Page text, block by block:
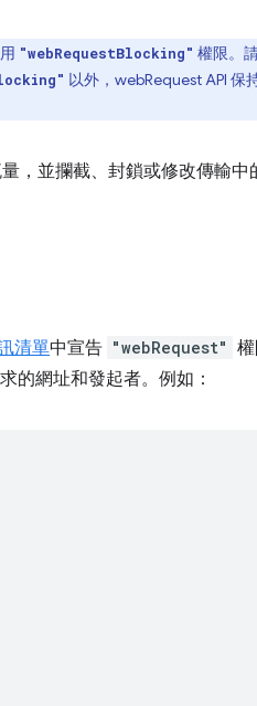
"webRequestBlocking" 權限。
以外，webRequest API 保
，並攔截、封鎖或修改傳輸中
清單中宣告 "webRequest"
的網址和發起者。例如：